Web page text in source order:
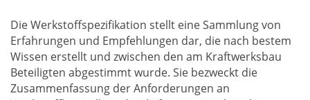
Die Werkstoffspezifikation stellt eine Sammlung von
Erfahrungen und Empfehlungen dar, die nach bestem
Wissen erstellt und zwischen den am Kraftwerksbau
Beteiligten abgestimmt wurde. Sie bezweckt die
Zusammenfassung der Anforderungen an